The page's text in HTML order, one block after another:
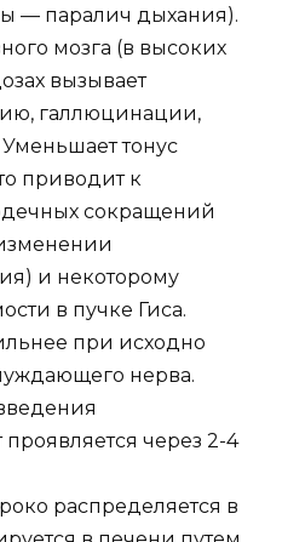
— паралич дыхания).
мозга (в высоких
вызывает
галлюцинации,
тонус
приводит к
сокращений
и некоторому
в пучке Гиса.
при исходно
нерва.
через 2-4
распределяется в